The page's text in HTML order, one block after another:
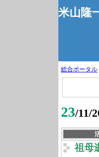
米山隆
総合ポータル
23/11/
祖母